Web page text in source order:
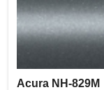
Acura NH-829M